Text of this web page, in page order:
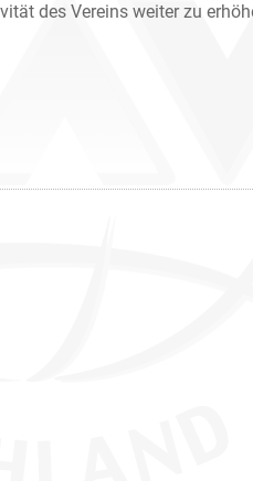
des Vereins weiter zu